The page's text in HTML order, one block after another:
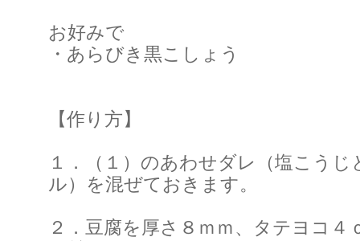
お好みで
・あらびき黒こしょう
【作り方】
１．（１）のあわせダレ（塩こう
ル）を混ぜておきます。
２．豆腐を厚さ８ｍｍ、タテヨコ４